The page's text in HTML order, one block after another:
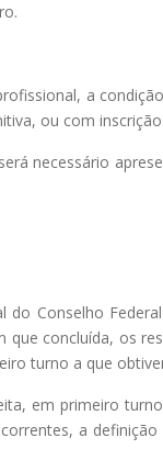
a
ou com
necessário
Conselho
concluída, os
turno a que
em primeiro
a